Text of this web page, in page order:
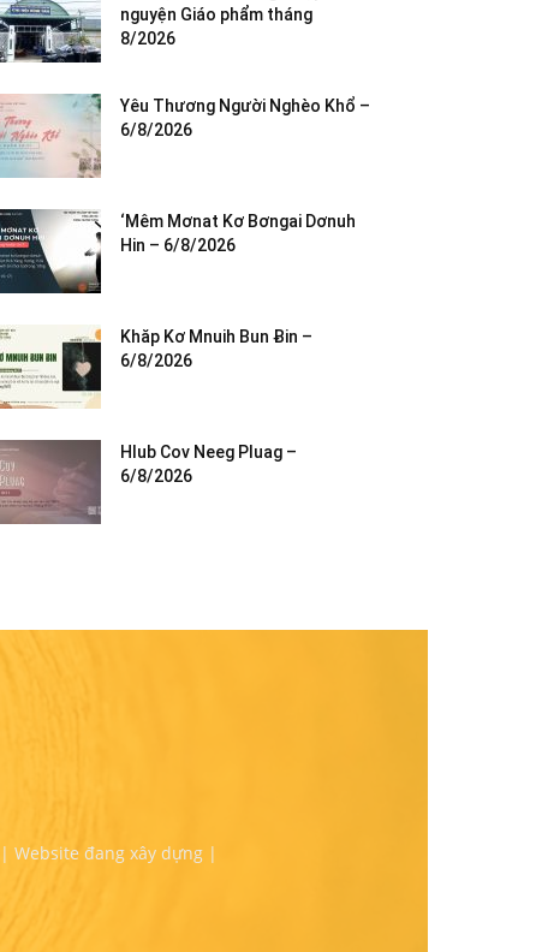
nguyện Giáo phẩm tháng
8/2026
Yêu Thương Người Nghèo Khổ –
6/8/2026
‘Mêm Mơnat Kơ Bơngai Dơnuh
Hin – 6/8/2026
Khăp Kơ Mnuih Bun Ƀin –
6/8/2026
Hlub Cov Neeg Pluag –
6/8/2026
Website đang xây dựng |